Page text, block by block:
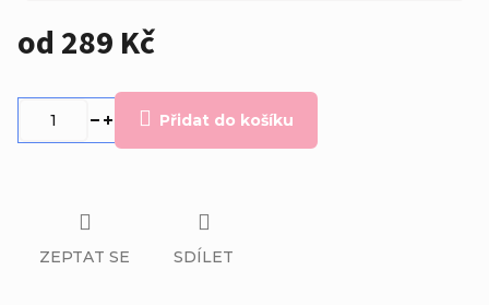
od 289 Kč
Přidat do košíku
ZEPTAT SE SDÍLET